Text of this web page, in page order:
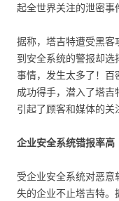
起全世界关注的泄密事
据称，塔吉特遭受黑
到安全系统的警报却
事情，发生太多了！
成功得手，潜入了塔吉
引起了顾客和媒体的关
企业安全系统错报率高
受企业安全系统对恶
失的企业不止塔吉特。